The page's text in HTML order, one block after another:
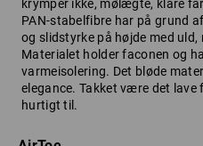
krymper ikke, mølægte, klare
PAN-stabelfibre har på grund
og slidstyrke på højde med
Materialet holder faconen og
varmeisolering. Det bløde
elegance. Takket være det
hurtigt til.